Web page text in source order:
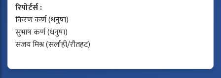
रिपोर्टर्स :
किरण कर्ण (धनुषा)
सुभाष कर्ण (धनुषा)
संजय मिश्र (सर्लाही/रौतहट)